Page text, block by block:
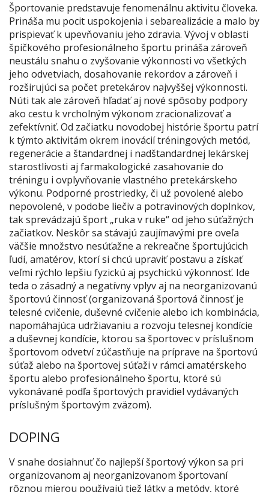
Športovanie predstavuje fenomenálnu aktivitu človeka.
Prináša mu pocit uspokojenia i sebarealizácie a malo by
prispievať k upevňovaniu jeho zdravia. Vývoj v oblasti
špičkového profesionálneho športu prináša zároveň
neustálu snahu o zvyšovanie výkonnosti vo všetkých
jeho odvetviach, dosahovanie rekordov a zároveň i
rozširujúci sa počet pretekárov najvyššej výkonnosti.
Núti tak ale zároveň hľadať aj nové spôsoby podpory
ako cestu k vrcholným výkonom zracionalizovať a
zefektívniť. Od začiatku novodobej histórie športu patrí
k týmto aktivitám okrem inovácií tréningových metód,
regenerácie a štandardnej i nadštandardnej lekárskej
starostlivosti aj farmakologické zasahovanie do
tréningu i ovplyvňovanie vlastného pretekárskeho
výkonu. Podporné prostriedky, či už povolené alebo
nepovolené, v podobe liečiv a potravinových doplnkov,
tak sprevádzajú šport „ruka v ruke“ od jeho súťažných
začiatkov. Neskôr sa stávajú zaujímavými pre oveľa
väčšie množstvo nesúťažne a rekreačne športujúcich
ľudí, amatérov, ktorí si chcú upraviť postavu a získať
veľmi rýchlo lepšiu fyzickú aj psychickú výkonnosť. Ide
teda o zásadný a negatívny vplyv aj na neorganizovanú
športovú činnosť (organizovaná športová činnosť je
telesné cvičenie, duševné cvičenie alebo ich kombinácia,
napomáhajúca udržiavaniu a rozvoju telesnej kondície
a duševnej kondície, ktorou sa športovec v príslušnom
športovom odvetví zúčastňuje na príprave na športovú
súťaž alebo na športovej súťaži v rámci amatérskeho
športu alebo profesionálneho športu, ktoré sú
vykonávané podľa športových pravidiel vydávaných
príslušným športovým zväzom).
DOPING
V snahe dosiahnuť čo najlepší športový výkon sa pri
organizovanom aj neorganizovanom športovaní
rôznou mierou používajú tiež látky a metódy, ktoré